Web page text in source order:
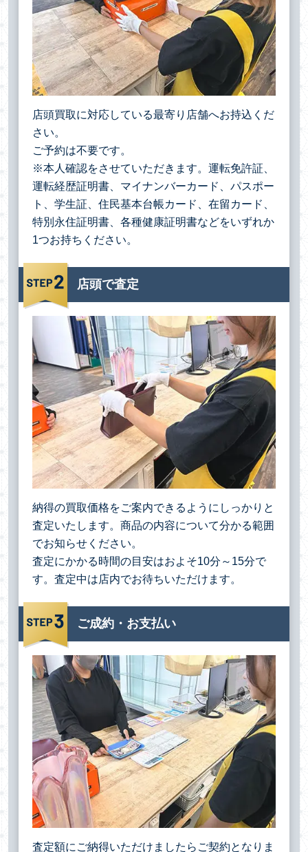
店頭買取に対応している最寄り店舗へお持込くだ
さい。
ご予約は不要です。
※本人確認をさせていただきます。運転免許証、
運転経歴証明書、マイナンバーカード、パスポー
ト、学生証、住民基本台帳カード、在留カード、
特別永住証明書、各種健康証明書などをいずれか
1つお持ちください。
店頭で査定
納得の買取価格をご案内できるようにしっかりと
査定いたします。商品の内容について分かる範囲
でお知らせください。
査定にかかる時間の目安はおよそ10分～15分で
す。査定中は店内でお待ちいただけます。
ご成約・お支払い
査定額にご納得いただけましたらご契約となりま